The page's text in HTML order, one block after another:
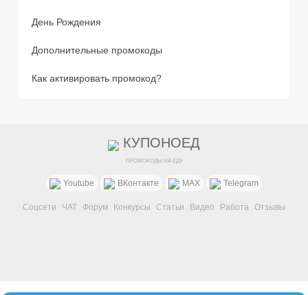
День Рождения
Дополнительные промокоды
Как активировать промокод?
КУПОНОЕД
ПРОМОКОДЫ НА ЕДУ
Youtube ВКонтакте MAX Telegram
Соцсети ЧАТ Форум Конкурсы Статьи Видео Работа Отзывы